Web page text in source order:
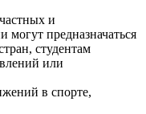
и
предназначаться
студентам
или
в спорте,